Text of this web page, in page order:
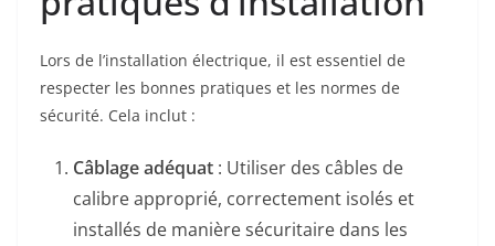
Lors de l’installation électrique, il est essentiel de
respecter les bonnes pratiques et les normes de
sécurité. Cela inclut :
Câblage adéquat : Utiliser des câbles de
calibre approprié, correctement isolés et
installés de manière sécuritaire dans les